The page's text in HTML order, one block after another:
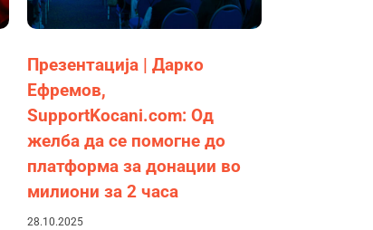
Презентација | Дарко
Ефремов,
SupportKocani.com: Од
желба да се помогне до
платформа за донации во
милиони за 2 часа
28.10.2025